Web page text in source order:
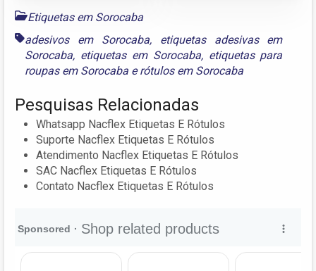
Etiquetas em Sorocaba
adesivos em Sorocaba, etiquetas adesivas em
Sorocaba, etiquetas em Sorocaba, etiquetas para
roupas em Sorocaba erótulos em Sorocaba
Pesquisas Relacionadas
Whatsapp Nacflex Etiquetas E Rótulos
Suporte Nacflex Etiquetas E Rótulos
Atendimento Nacflex Etiquetas E Rótulos
SAC Nacflex Etiquetas E Rótulos
Contato Nacflex Etiquetas E Rótulos